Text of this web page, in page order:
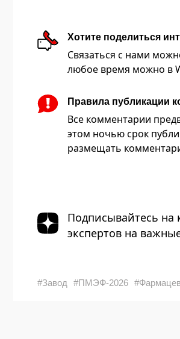
Хотите поделиться
Связаться с нами
любое время можно в
Правила публикации
Все комментарии
этом ночью срок
размещать
Подписывайтесь на
экспертов на
#Завод #ПМЭФ-2026